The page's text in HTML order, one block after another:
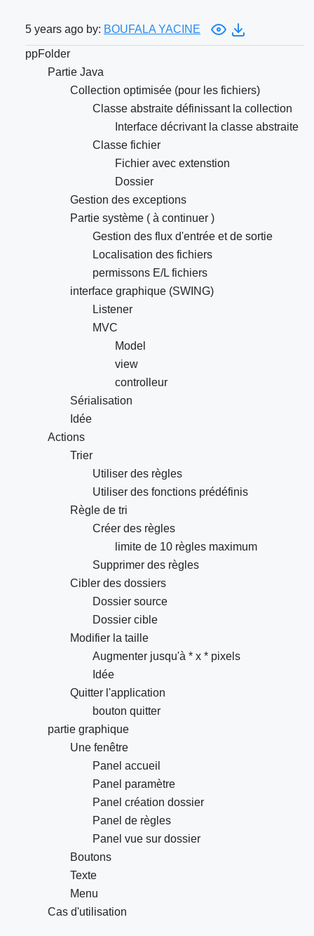
5 years ago by: BOUFALA YACINE
ppFolder
Partie Java
Collection optimisée (pour les fichiers)
Classe abstraite définissant la collection
Interface décrivant la classe abstraite
Classe fichier
Fichier avec extenstion
Dossier
Gestion des exceptions
Partie système ( à continuer )
Gestion des flux d'entrée et de sortie
Localisation des fichiers
permissons E/L fichiers
interface graphique (SWING)
Listener
MVC
Model
view
controlleur
Sérialisation
Idée
Actions
Trier
Utiliser des règles
Utiliser des fonctions prédéfinis
Règle de tri
Créer des règles
limite de 10 règles maximum
Supprimer des règles
Cibler des dossiers
Dossier source
Dossier cible
Modifier la taille
Augmenter jusqu'à * x * pixels
Idée
Quitter l'application
bouton quitter
partie graphique
Une fenêtre
Panel accueil
Panel paramètre
Panel création dossier
Panel de règles
Panel vue sur dossier
Boutons
Texte
Menu
Cas d'utilisation